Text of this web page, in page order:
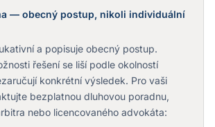
— obecný postup, nikoli individuální
a popisuje obecný postup.
řešení se liší podle okolností
konkrétní výsledek. Pro vaši
bezplatnou dluhovou poradnu,
nebo licencovaného advokáta: